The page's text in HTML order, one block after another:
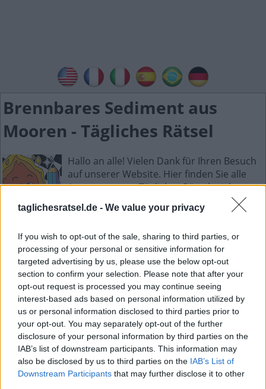
taglichesratsel.de - We value your privacy
If you wish to opt-out of the sale, sharing to third parties, or
processing of your personal or sensitive information for
targeted advertising by us, please use the below opt-out
section to confirm your selection. Please note that after your
opt-out request is processed you may continue seeing
interest-based ads based on personal information utilized by
us or personal information disclosed to third parties prior to
your opt-out. You may separately opt-out of the further
disclosure of your personal information by third parties on the
IAB’s list of downstream participants. This information may
also be disclosed by us to third parties on the IAB’s List of
Downstream Participants that may further disclose it to other
Brennbares Sediment aus
Mooren - Tägliches Rätsel
Hallo an alle! Vielen Dank für Ihren Besuch
auf unserer Website. Hier finden Sie alle
Antworten zum Tägliches Rätselspiel.
Tägliches Rätsel ist die neue wunderbare
Wortspielsammlung mit Spielen wie
Sudoku und Tangle. All diese unglaublichen Spiele sind
Teil dieser App. Mit diesen Puzzlespielen können Sie
Freunde herausfordern, die Antworten erraten, die
Rechtschreibung verbessern und sie schlagen. Entwickelt
von Fanatee, Inc, bekannt für seine besten Puzzle-
Wortspiele im Android- und Apple-Store.
Zugriff auf Hunderte von Rätseln direkt auf Ihrem
Android-Gerät. Spielen oder wiederholen Sie Ihre
Kreuzworträtsel, wann und wo Sie möchten! Trainieren Sie
Ihr Gehirn und lösen Sie jeden Tag brillante
Kreuzworträtsel! Erweitern Sie Ihren Wortschatz und Ihr